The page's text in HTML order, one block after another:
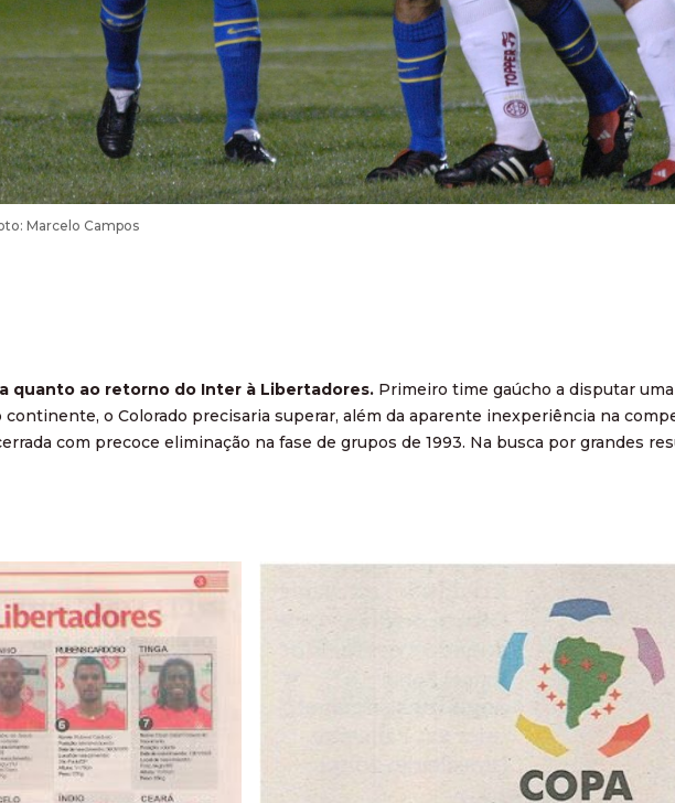
Marcelo Campos
quanto ao retorno do Inter à Libertadores. Primeiro time gaúcho a disputar
o Colorado precisaria superar, além da aparente inexperiência na
com precoce eliminação na fase de grupos de 1993. Na busca por grandes